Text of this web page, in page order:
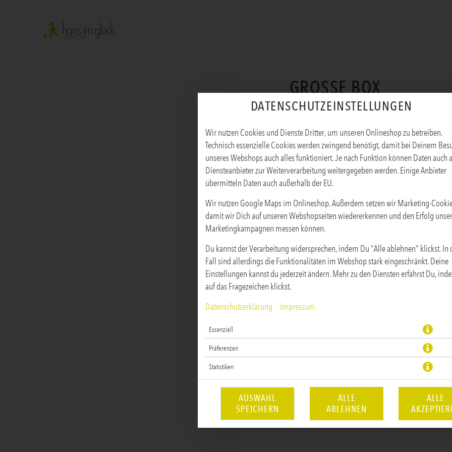
DATENSCHUTZEINSTELLUNGEN
Wir nutzen Cookies und Dienste Dritter, um unseren Onlineshop zu betreiben.
Technisch essenzielle Cookies werden zwingend benötigt, damit bei Deinem
unseres Webshops auch alles funktioniert. Je nach Funktion können Daten auch
Diensteanbieter zur Weiterverarbeitung weitergegeben werden. Einige Anbieter
übermitteln Daten auch außerhalb der EU.
Wir nutzen Google Maps im Onlineshop. Außerdem setzen wir Marketing-
damit wir Dich auf unseren Webshopseiten wiedererkennen und den Erfolg
Marketingkampagnen messen können.
Du kannst der Verarbeitung widersprechen, indem Du "Alle ablehnen" klickst. In
Fall sind allerdings die Funktionalitäten im Webshop stark eingeschränkt. Deine
Einstellungen kannst du jederzeit ändern. Mehr zu den Diensten erfährst Du,
auf das Fragezeichen klickst.
Datenschutzerklärung
Impressum
Essenziell
Präferenzen
Statistiken
AUSWAHL
SPEICHERN
ALLE
ABLEHNEN
ALLE
GROSSE BOX
Produktinfos